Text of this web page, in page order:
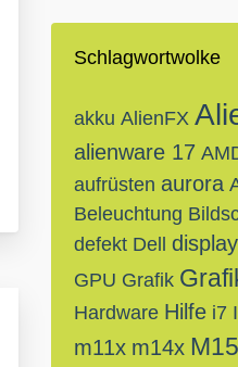
Schlagwortwolke
akku AlienFX
alienware 17
aufrüsten aurora
Beleuchtung
defekt Dell display
GPU Grafik
Hardware Hilfe i7
m11x m14x